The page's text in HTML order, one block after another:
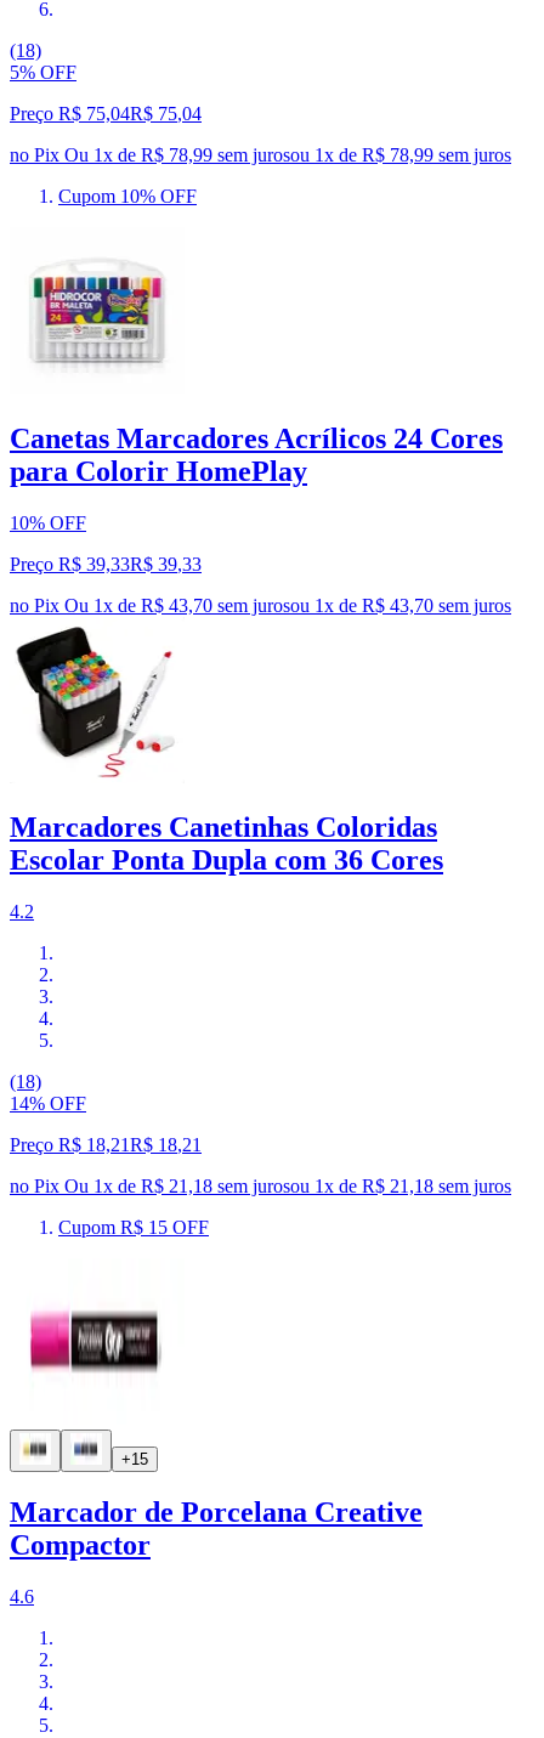
(18)
5% OFF
Preço R$ 75,04R$ 75,04
no Pix Ou 1x de R$ 78,99 sem jurosou 1x de R$ 78,99 sem juros
Cupom 10% OFF
Canetas Marcadores Acrílicos 24 Cores
para Colorir HomePlay
10% OFF
Preço R$ 39,33R$ 39,33
no Pix Ou 1x de R$ 43,70 sem jurosou 1x de R$ 43,70 sem juros
Marcadores Canetinhas Coloridas
Escolar Ponta Dupla com 36 Cores
4.2
(18)
14% OFF
Preço R$ 18,21R$ 18,21
no Pix Ou 1x de R$ 21,18 sem jurosou 1x de R$ 21,18 sem juros
Cupom R$ 15 OFF
+15
Marcador de Porcelana Creative
Compactor
4.6